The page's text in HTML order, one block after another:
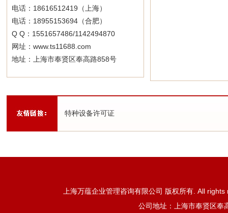
电话：18616512419（上海）
电话：18955153694（合肥）
Q Q：1551657486/1142494870
网址：www.ts11688.com
地址：上海市奉贤区奉高路858号
特种设备许可证
上海万蕴企业管理咨询有限公司 版权所有. All
公司地址：上海市奉贤区